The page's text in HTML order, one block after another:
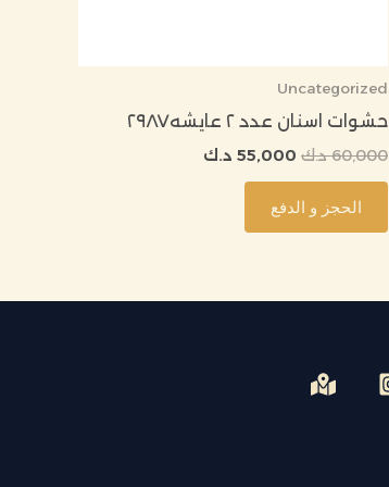
Uncategorized
حشوات اسنان عدد ٢ عايشه ٢٩٨٧
60,000 د.ك 55,000 د.ك
الحجز و الدفع